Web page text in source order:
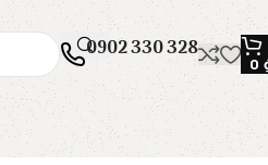
0902 330 328
0